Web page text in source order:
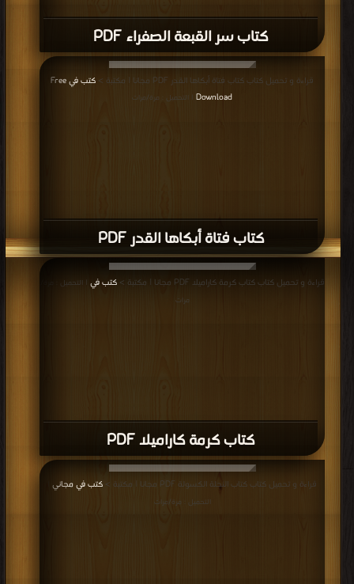
كتاب سر القبعة الصفراء PDF
كتاب فتاة أبكاها القدر PDF
قراءة و تحميل كتاب كتاب فتاة أبكاها القدر PDF مجانا | مكتبة >
كتب في Free
Download | التحميل : مرة/مرات
كتاب كرمة كاراميلا PDF
قراءة و تحميل كتاب كتاب كرمة كاراميلا PDF مجانا | مكتبة > كتب في | التحميل : مرة/
مرات
قراءة و تحميل كتاب كتاب النحلة الكسولة PDF مجانا | مكتبة > كتب في مجاني
التحميل : مرة/مرات